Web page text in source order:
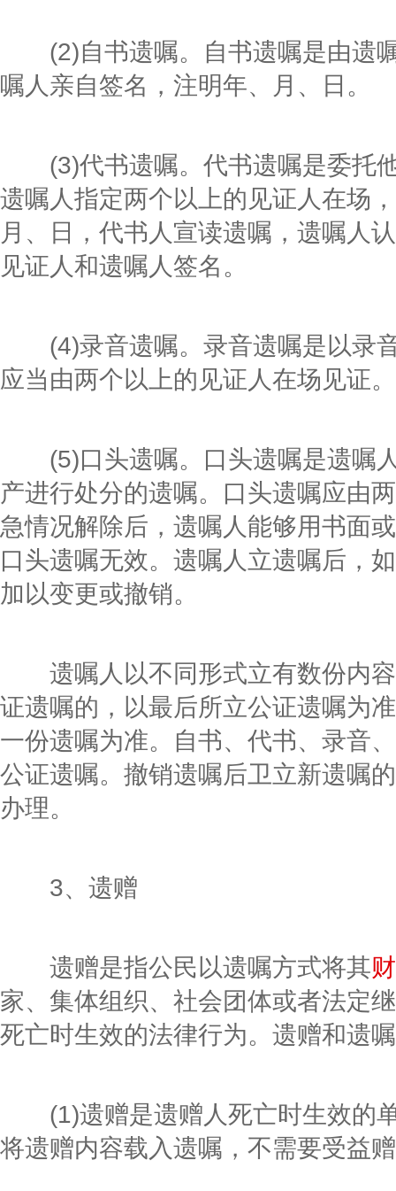
(2)自书遗嘱。自书遗嘱是由遗
嘱人亲自签名，注明年、月、日。
(3)代书遗嘱。代书遗嘱是委托
遗嘱人指定两个以上的见证人在场
月、日，代书人宣读遗嘱，遗嘱人
见证人和遗嘱人签名。
(4)录音遗嘱。录音遗嘱是以录
应当由两个以上的见证人在场见证。
(5)口头遗嘱。口头遗嘱是遗嘱
产进行处分的遗嘱。口头遗嘱应由
急情况解除后，遗嘱人能够用书面
口头遗嘱无效。遗嘱人立遗嘱后，
加以变更或撤销。
遗嘱人以不同形式立有数份内容
证遗嘱的，以最后所立公证遗嘱为
一份遗嘱为准。自书、代书、录音
公证遗嘱。撤销遗嘱后卫立新遗嘱
办理。
3、遗赠
遗赠是指公民以遗嘱方式将其
家、集体组织、社会团体或者法定
死亡时生效的法律行为。遗赠和遗
(1)遗赠是遗赠人死亡时生效的
将遗赠内容载入遗嘱，不需要受益